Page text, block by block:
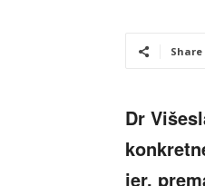
Share
Dr
jer,